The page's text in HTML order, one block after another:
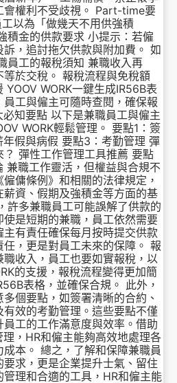
會權利不受歧視。 Part-time要
以為「做幾天不用供強積
積金的供款要求 小提示：若僱
，追討拖欠供款與附加費。 如
員工的報稅須知 兼職收入再
於交稅。 報稅流程與免稅額
YOOV WORK一鍵生成IR56B表
工與僱主可隨時查閱，確保報
知要點 以下是兼職員工與僱主
WORK輕鬆管理。 要點1：簽
假與病假 要點3：考勤管理 彈
彈性工作管理工具推薦 要點
兼職工作靈活，但權益與合規不
傭條例》和相關的法律規定，
資、假期及強積金等方面的基
許多兼職員工可能誤解了供款的
是短期的兼職，員工依然需要
有責任確保每月按時提交供款
，更是對員工未來的保障。 報
收入，員工也要如實報稅，以
的支援，報稅流程變得更加簡
表格，並確保合規。 此外，
個要點，如簽署清晰的合約、
效的考勤管理。這些要點不僅
工的工作滿意度與效率。借助
理，HR和僱主能夠高效地處理各
本。 總之，了解和保障兼職員
求，更是企業提升士氣、留住
理和合適的工具，HR和僱主能